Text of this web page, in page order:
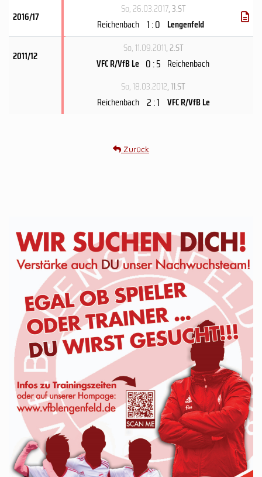
2016/17
So, 26.03.2017, 3.ST
Reichenbach 1 : 0 Lengenfeld
2011/12
So, 11.09.2011, 2.ST
VFC R/VfB Le 0 : 5 Reichenbach
So, 18.03.2012, 11.ST
Reichenbach 2 : 1 VFC R/VfB Le
Zurück